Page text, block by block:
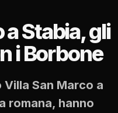
Stabia, gli
i Borbone
San Marco a
romana, hanno